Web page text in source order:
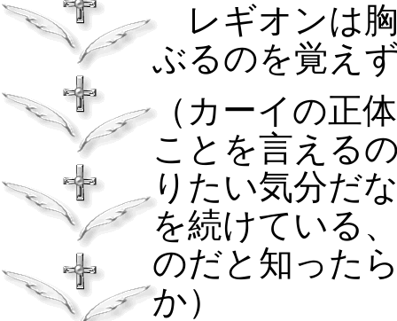
レギオンは
ぶるのを覚え
（カーイの正
ことを言える
りたい気分だ
を続けている
のだと知った
か）